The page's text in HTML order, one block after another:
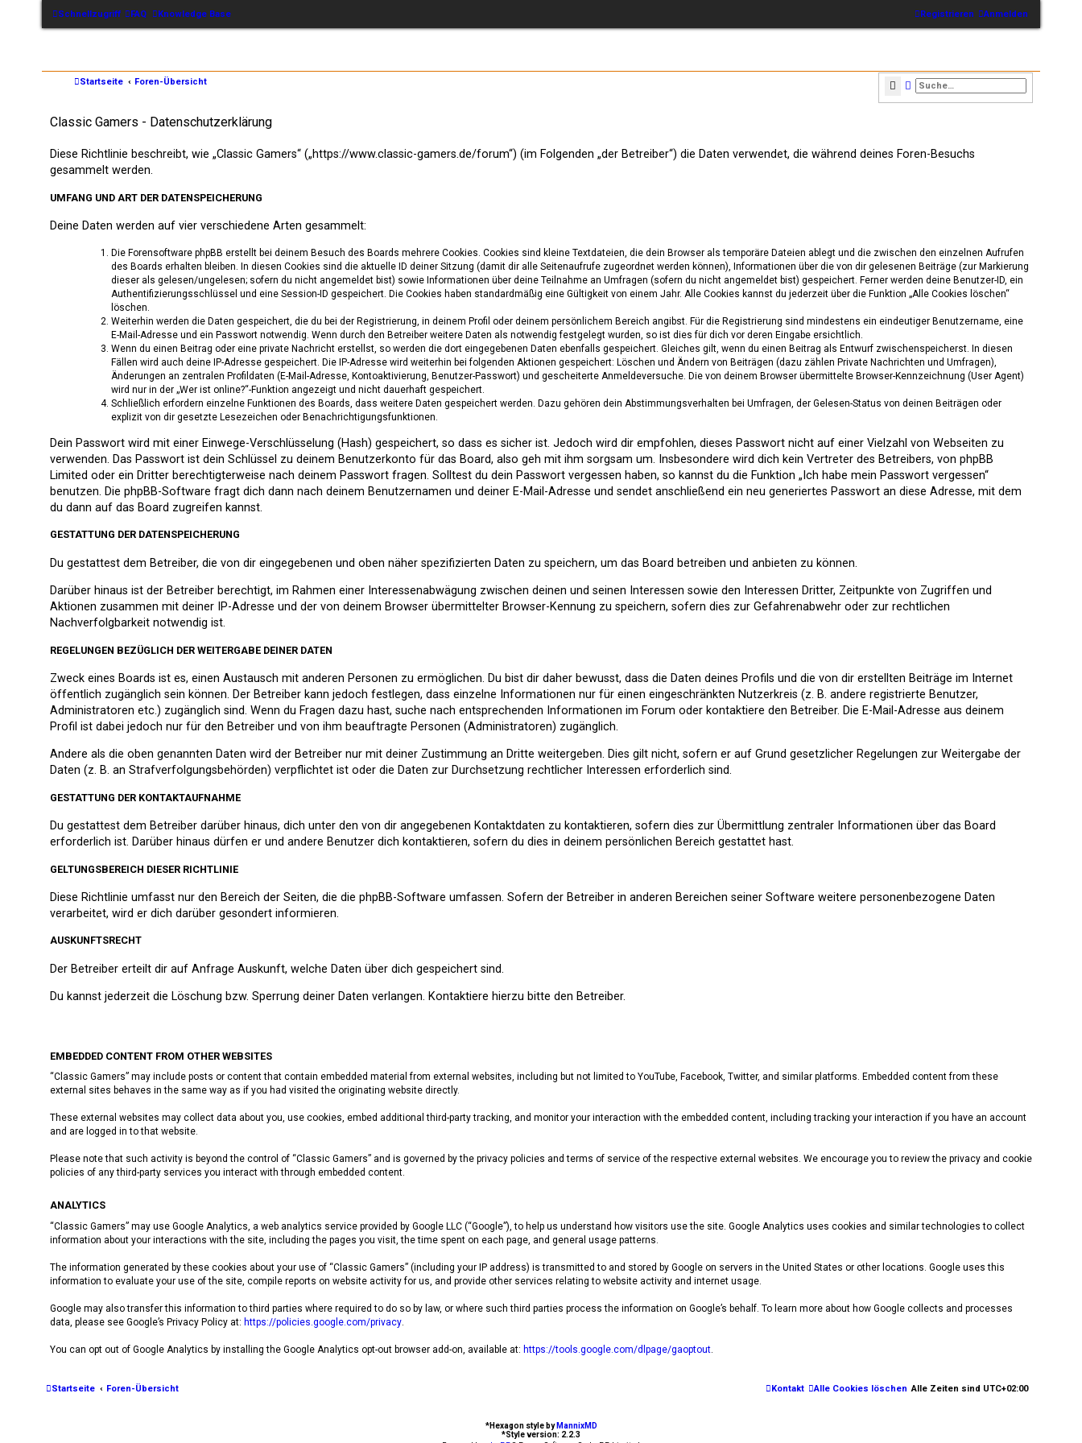
Schnellzugriff FAQ Knowledge Base Anmelden
Registrieren
Startseite Foren-Übersicht SucheErweiterte Suche
Classic Gamers - Datenschutzerklärung
Diese Richtlinie beschreibt, wie „Classic Gamers“ („https://www.classic-gamers.de/forum“) (im Folgenden „der Betreiber“) die Daten verwendet, die während deines Foren-Besuchs
gesammelt werden.
UMFANG UND ART DER DATENSPEICHERUNG
Deine Daten werden auf vier verschiedene Arten gesammelt:
Die Forensoftware phpBB erstellt bei deinem Besuch des Boards mehrere Cookies. Cookies sind kleine Textdateien, die dein Browser als temporäre Dateien ablegt und die zwischen den einzelnen Aufrufen
des Boards erhalten bleiben. In diesen Cookies sind die aktuelle ID deiner Sitzung (damit dir alle Seitenaufrufe zugeordnet werden können), Informationen über die von dir gelesenen Beiträge (zur Markierung
dieser als gelesen/ungelesen; sofern du nicht angemeldet bist) sowie Informationen über deine Teilnahme an Umfragen (sofern du nicht angemeldet bist) gespeichert. Ferner werden deine Benutzer-ID, ein
Authentifizierungsschlüssel und eine Session-ID gespeichert. Die Cookies haben standardmäßig eine Gültigkeit von einem Jahr. Alle Cookies kannst du jederzeit über die Funktion „Alle Cookies löschen“
löschen.
Weiterhin werden die Daten gespeichert, die du bei der Registrierung, in deinem Profil oder deinem persönlichem Bereich angibst. Für die Registrierung sind mindestens ein eindeutiger Benutzername, eine
E-Mail-Adresse und ein Passwort notwendig. Wenn durch den Betreiber weitere Daten als notwendig festgelegt wurden, so ist dies für dich vor deren Eingabe ersichtlich.
Wenn du einen Beitrag oder eine private Nachricht erstellst, so werden die dort eingegebenen Daten ebenfalls gespeichert. Gleiches gilt, wenn du einen Beitrag als Entwurf zwischenspeicherst. In diesen
Fällen wird auch deine IP-Adresse gespeichert. Die IP-Adresse wird weiterhin bei folgenden Aktionen gespeichert: Löschen und Ändern von Beiträgen (dazu zählen Private Nachrichten und Umfragen),
Änderungen an zentralen Profildaten (E-Mail-Adresse, Kontoaktivierung, Benutzer-Passwort) und gescheiterte Anmeldeversuche. Die von deinem Browser übermittelte Browser-Kennzeichnung (User Agent)
wird nur in der „Wer ist online?“-Funktion angezeigt und nicht dauerhaft gespeichert.
Schließlich erfordern einzelne Funktionen des Boards, dass weitere Daten gespeichert werden. Dazu gehören dein Abstimmungsverhalten bei Umfragen, der Gelesen-Status von deinen Beiträgen oder
explizit von dir gesetzte Lesezeichen oder Benachrichtigungsfunktionen.
Dein Passwort wird mit einer Einwege-Verschlüsselung (Hash) gespeichert, so dass es sicher ist. Jedoch wird dir empfohlen, dieses Passwort nicht auf einer Vielzahl von Webseiten zu
verwenden. Das Passwort ist dein Schlüssel zu deinem Benutzerkonto für das Board, also geh mit ihm sorgsam um. Insbesondere wird dich kein Vertreter des Betreibers, von phpBB
Limited oder ein Dritter berechtigterweise nach deinem Passwort fragen. Solltest du dein Passwort vergessen haben, so kannst du die Funktion „Ich habe mein Passwort vergessen“
benutzen. Die phpBB-Software fragt dich dann nach deinem Benutzernamen und deiner E-Mail-Adresse und sendet anschließend ein neu generiertes Passwort an diese Adresse, mit dem
du dann auf das Board zugreifen kannst.
GESTATTUNG DER DATENSPEICHERUNG
Du gestattest dem Betreiber, die von dir eingegebenen und oben näher spezifizierten Daten zu speichern, um das Board betreiben und anbieten zu können.
Darüber hinaus ist der Betreiber berechtigt, im Rahmen einer Interessenabwägung zwischen deinen und seinen Interessen sowie den Interessen Dritter, Zeitpunkte von Zugriffen und
Aktionen zusammen mit deiner IP-Adresse und der von deinem Browser übermittelter Browser-Kennung zu speichern, sofern dies zur Gefahrenabwehr oder zur rechtlichen
Nachverfolgbarkeit notwendig ist.
REGELUNGEN BEZÜGLICH DER WEITERGABE DEINER DATEN
Zweck eines Boards ist es, einen Austausch mit anderen Personen zu ermöglichen. Du bist dir daher bewusst, dass die Daten deines Profils und die von dir erstellten Beiträge im Internet
öffentlich zugänglich sein können. Der Betreiber kann jedoch festlegen, dass einzelne Informationen nur für einen eingeschränkten Nutzerkreis (z. B. andere registrierte Benutzer,
Administratoren etc.) zugänglich sind. Wenn du Fragen dazu hast, suche nach entsprechenden Informationen im Forum oder kontaktiere den Betreiber. Die E-Mail-Adresse aus deinem
Profil ist dabei jedoch nur für den Betreiber und von ihm beauftragte Personen (Administratoren) zugänglich.
Andere als die oben genannten Daten wird der Betreiber nur mit deiner Zustimmung an Dritte weitergeben. Dies gilt nicht, sofern er auf Grund gesetzlicher Regelungen zur Weitergabe der
Daten (z. B. an Strafverfolgungsbehörden) verpflichtet ist oder die Daten zur Durchsetzung rechtlicher Interessen erforderlich sind.
GESTATTUNG DER KONTAKTAUFNAHME
Du gestattest dem Betreiber darüber hinaus, dich unter den von dir angegebenen Kontaktdaten zu kontaktieren, sofern dies zur Übermittlung zentraler Informationen über das Board
erforderlich ist. Darüber hinaus dürfen er und andere Benutzer dich kontaktieren, sofern du dies in deinem persönlichen Bereich gestattet hast.
GELTUNGSBEREICH DIESER RICHTLINIE
Diese Richtlinie umfasst nur den Bereich der Seiten, die die phpBB-Software umfassen. Sofern der Betreiber in anderen Bereichen seiner Software weitere personenbezogene Daten
verarbeitet, wird er dich darüber gesondert informieren.
AUSKUNFTSRECHT
Der Betreiber erteilt dir auf Anfrage Auskunft, welche Daten über dich gespeichert sind.
Du kannst jederzeit die Löschung bzw. Sperrung deiner Daten verlangen. Kontaktiere hierzu bitte den Betreiber.
EMBEDDED CONTENT FROM OTHER WEBSITES
“Classic Gamers” may include posts or content that contain embedded material from external websites, including but not limited to YouTube, Facebook, Twitter, and similar platforms. Embedded content from these
external sites behaves in the same way as if you had visited the originating website directly.
These external websites may collect data about you, use cookies, embed additional third-party tracking, and monitor your interaction with the embedded content, including tracking your interaction if you have an account
and are logged in to that website.
Please note that such activity is beyond the control of “Classic Gamers” and is governed by the privacy policies and terms of service of the respective external websites. We encourage you to review the privacy and cookie
policies of any third-party services you interact with through embedded content.
ANALYTICS
“Classic Gamers” may use Google Analytics, a web analytics service provided by Google LLC (“Google”), to help us understand how visitors use the site. Google Analytics uses cookies and similar technologies to collect
information about your interactions with the site, including the pages you visit, the time spent on each page, and general usage patterns.
The information generated by these cookies about your use of “Classic Gamers” (including your IP address) is transmitted to and stored by Google on servers in the United States or other locations. Google uses this
information to evaluate your use of the site, compile reports on website activity for us, and provide other services relating to website activity and internet usage.
Google may also transfer this information to third parties where required to do so by law, or where such third parties process the information on Google’s behalf. To learn more about how Google collects and processes
data, please see Google’s Privacy Policy at: https://policies.google.com/privacy
You can opt out of Google Analytics by installing the Google Analytics opt-out browser add-on, available at: https://tools.google.com/dlpage/gaoptout
Startseite Foren-Übersicht Alle Zeiten sind UTC+02:00
Alle Cookies löschen
Kontakt
*Hexagon style by MannixMD
*Style version: 2.2.3